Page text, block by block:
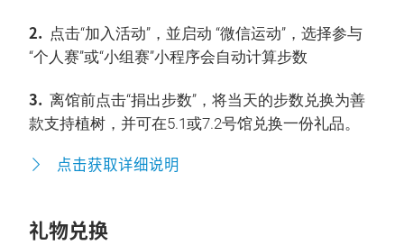
2. 点击“加入活动”，並启动 “微信运动”，选择参与
“个人赛”或“小组赛”小程序会自动计算步数
3. 离馆前点击“捐出步数”，将当天的步数兑换为善
款支持植树，并可在5.1或7.2号馆兑换一份礼品。
点击获取详细说明
礼物兑换